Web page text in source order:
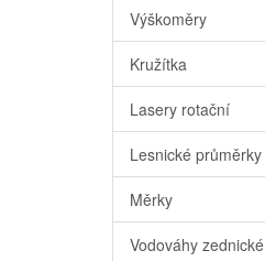
Výškoměry
Kružítka
Lasery rotační
Lesnické průměrky
Měrky
Vodováhy zednické